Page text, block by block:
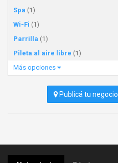
Spa (1)
Wi-Fi (1)
Parrilla (1)
Pileta al aire libre (1)
Más opciones
Publicá tu negocio